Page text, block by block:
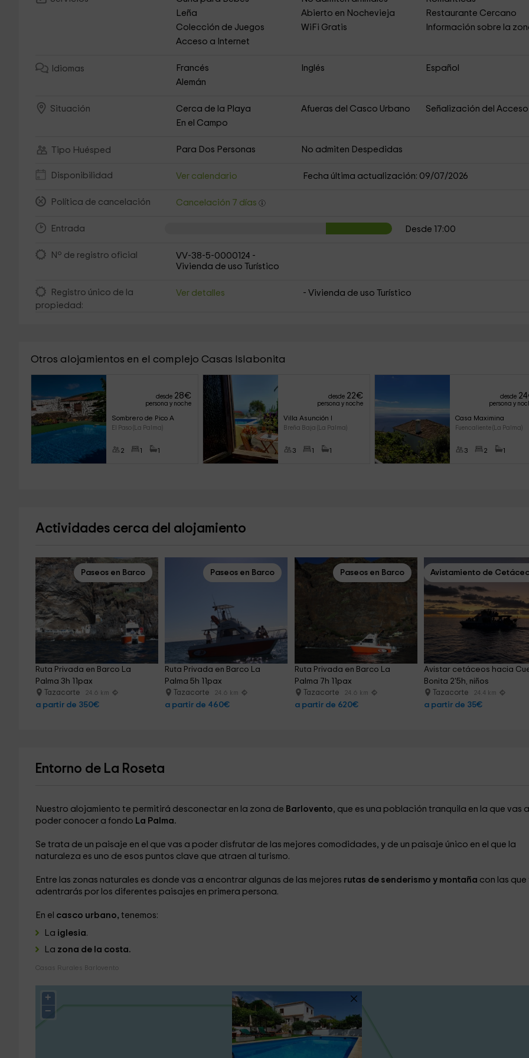
Leña
Abierto en Nochevieja
Restaurante Cercano
Colección de Juegos
WiFi Gratis
Información sobre la
Acceso a Internet
Idiomas Francés Inglés
Español
Alemán
Situación Cerca de la Playa Afueras del Casco Urbano
Señalización del Acceso
En el Campo
Tipo Huésped Para Dos Personas No admiten Despedidas
Disponibilidad Ver calendario Fecha última actualización: 09/07/2026
Política de cancelación Cancelación 7 días
Entrada Desde 17:00
Nº de registro oficial
VV-38-5-0000124 -
Vivienda de uso Turístico
Registro único de la
propiedad:
Ver detalles - Vivienda de uso Turístico
Otros alojamientos en el complejo Casas Islabonita
desde 28€
persona y noche
Sombrero de Pico A
El Paso (La Palma)
2 1 1
desde 22€
persona y noche
Villa Asunción I
Breña Baja (La Palma)
3 1 1
desde 24
persona y
Casa Maximina
Fuencaliente (La Palma)
3 2 1
Actividades cerca del alojamiento
Paseos en Barco
Ruta Privada en Barco La
Palma 3h 11pax
Tazacorte 24.6 km
a partir de 350€
Paseos en Barco
Ruta Privada en Barco La
Palma 5h 11pax
Tazacorte 24.6 km
a partir de 460€
Paseos en Barco
Ruta Privada en Barco La
Palma 7h 11pax
Tazacorte 24.6 km
a partir de 620€
Avistamiento de
Avistar cetáceos hacia
Bonita 2'5h, niños
Tazacorte 24.4 km
a partir de 35€
Entorno de La Roseta
Nuestro alojamiento te permitirá desconectar en la zona de Barlovento, que es una población tranquila en la que vas a
poder conocer a fondo La Palma.
Se trata de un paisaje en el que vas a poder disfrutar de las mejores comodidades, y de un paisaje único en el que la
naturaleza es uno de esos puntos clave que atraen al turismo.
Entre las zonas naturales es donde vas a encontrar algunas de las mejores rutas de senderismo y montaña con las que
adentrarás por los diferentes paisajes en primera persona.
En el casco urbano, tenemos:
La iglesia.
La zona de la costa.
Casas Rurales Barlovento
+
−